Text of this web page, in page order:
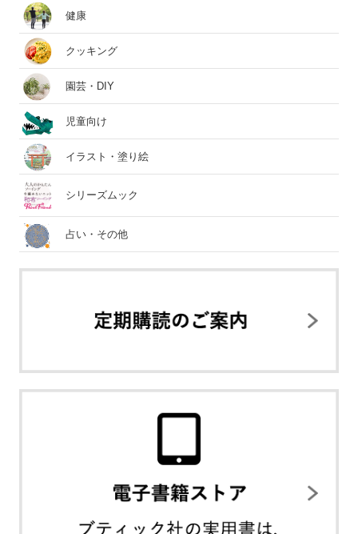
健康
クッキング
園芸・DIY
児童向け
イラスト・塗り絵
シリーズムック
占い・その他